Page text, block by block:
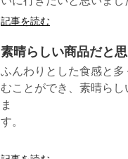
記事を読む
素晴らしい商品だと
ふんわりとした食感と多
むことができ、素晴らし
ま
す